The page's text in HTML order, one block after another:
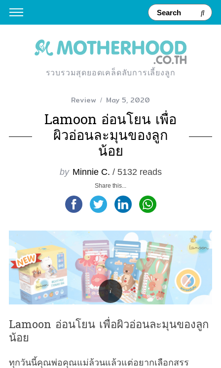
รวบรวมสุดยอดเคล็ดลับการเลี้ยงลูก
Review May 5, 2020
Lamoon อ่อนโยน เพื่อ
ผิวอ่อนละมุนของลูก
น้อย
by Minnie C. / 5132 reads
Share this...
Lamoon อ่อนโยน เพื่อผิวอ่อนละมุนของลูก
น้อย
ทุกวันนี้คุณพ่อคุณแม่ล้วนแล้วแต่อยากเลือกสรร